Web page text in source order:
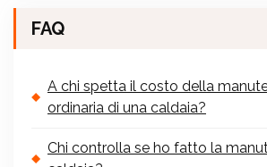
FAQ
A chi spetta il costo della
ordinaria di una caldaia?
Chi controlla se ho fatto la